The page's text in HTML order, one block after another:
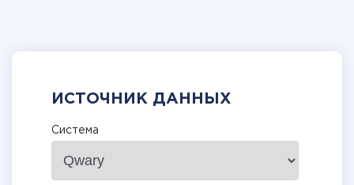
ИСТОЧНИК ДАННЫХ
Система